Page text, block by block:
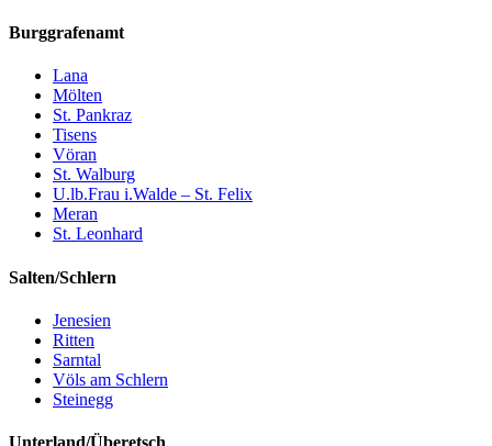
Burggrafenamt
Lana
Mölten
St. Pankraz
Tisens
Vöran
St. Walburg
U.lb.Frau i.Walde – St. Felix
Meran
St. Leonhard
Salten/Schlern
Jenesien
Ritten
Sarntal
Völs am Schlern
Steinegg
Unterland/Überetsch